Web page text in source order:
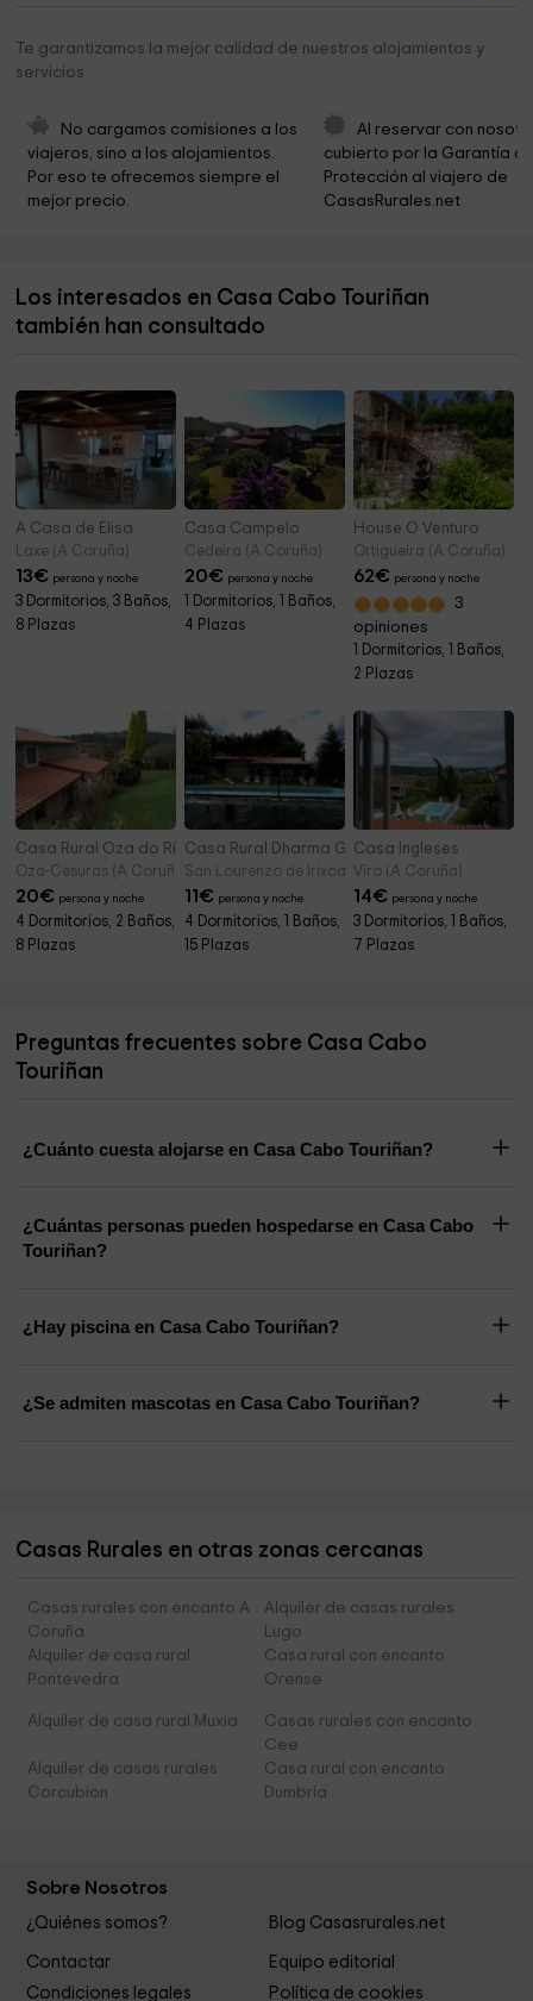
Playa de Area Maior
Paseo Punta Da Barca
Parroquia de Santa María
Iglesia de Santa María 8,9 km
Nosa Señora da Barca
Te garantizamos la mejor calidad de nuestros alojamientos y
servicios
No cargamos comisiones a los
viajeros, sino a los alojamientos.
Por eso te ofrecemos siempre el
mejor precio.
Al reservar con
cubierto por la Garantía
Protección al viajero de
CasasRurales.net
Los interesados en Casa Cabo Touriñan
también han consultado
A Casa de Elisa
Laxe (A Coruña)
13€ persona y noche
3 Dormitorios, 3 Baños,
8 Plazas
Casa Campelo
Cedeira (A Coruña)
20€ persona y noche
1 Dormitorios, 1 Baños,
4 Plazas
House O Venturo
Ortigueira (A Coruña)
62€ persona y noche
3
opiniones
1 Dormitorios, 1 Baños,
2 Plazas
Casa Rural Oza do Ríos
Oza-Cesuras (A Coruña)
20€ persona y noche
4 Dormitorios, 2 Baños,
8 Plazas
Casa Rural Dharma Gaia
San Lourenzo de Irixoa (A Coruña)
11€ persona y noche
4 Dormitorios, 1 Baños,
15 Plazas
Casa Ingleses
Viro (A Coruña)
14€ persona y noche
3 Dormitorios, 1 Baños,
7 Plazas
Preguntas frecuentes sobre Casa Cabo
Touriñan
¿Cuánto cuesta alojarse en Casa Cabo Touriñan?
¿Cuántas personas pueden hospedarse en Casa Cabo
Touriñan?
¿Hay piscina en Casa Cabo Touriñan?
¿Se admiten mascotas en Casa Cabo Touriñan?
Casas Rurales en otras zonas cercanas
Casas rurales con encanto A
Coruña
Alquiler de casas rurales
Lugo
Alquiler de casa rural
Pontevedra
Casa rural con encanto
Orense
Alquiler de casa rural Muxia
Casas rurales con encanto
Cee
Alquiler de casas rurales
Corcubion
Casa rural con encanto
Dumbría
Sobre Nosotros
¿Quiénes somos? Blog Casasrurales.net
Contactar
Equipo editorial
Condiciones legales
Política de cookies